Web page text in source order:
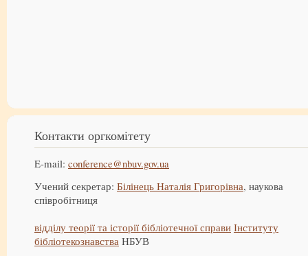
Контакти оргкомітету
E-mail: conference@nbuv.gov.ua
Учений секретар: Білінець Наталія Григорівна, наукова
співробітниця
відділу теорії та історії бібліотечної справи Інституту
бібліотекознавства НБУВ